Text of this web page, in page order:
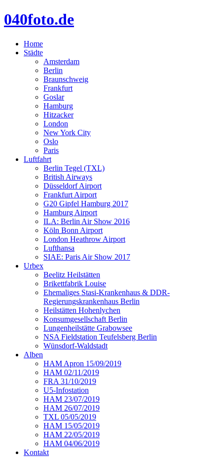
040foto.de
Home
Städte
Amsterdam
Berlin
Braunschweig
Frankfurt
Goslar
Hamburg
Hitzacker
London
New York City
Oslo
Paris
Luftfahrt
Berlin Tegel (TXL)
British Airways
Düsseldorf Airport
Frankfurt Airport
G20 Gipfel Hamburg 2017
Hamburg Airport
ILA: Berlin Air Show 2016
Köln Bonn Airport
London Heathrow Airport
Lufthansa
SIAE: Paris Air Show 2017
Urbex
Beelitz Heilstätten
Brikettfabrik Louise
Ehemaliges Stasi-Krankenhaus & DDR-
Regierungskrankenhaus Berlin
Heilstätten Hohenlychen
Konsumgesellschaft Berlin
Lungenheilstätte Grabowsee
NSA Fieldstation Teufelsberg Berlin
Wünsdorf-Waldstadt
Alben
HAM Apron 15/09/2019
HAM 02/11/2019
FRA 31/10/2019
U5-Infostation
HAM 23/07/2019
HAM 26/07/2019
TXL 05/05/2019
HAM 15/05/2019
HAM 22/05/2019
HAM 04/06/2019
Kontakt